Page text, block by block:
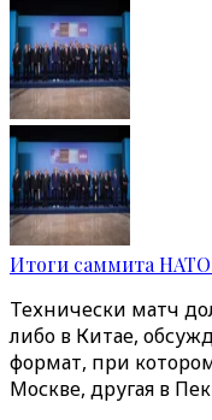
Итоги саммита
Технически матч
либо в Китае,
формат, при
Москве, другая в